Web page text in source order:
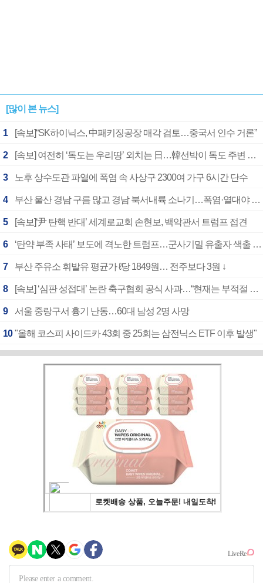
[많이 본 뉴스]
1 [속보]“SK하이닉스, 中패키징공장 매각 검토…중국서 인수 거론”
2 [속보] 여전히 ‘독도는 우리땅’ 외치는 日…韓선박이 독도 주변 해양조사 활동하자 반발
3 노후 상수도관 파열에 폭염 속 사상구 2300여 가구 6시간 단수
4 부산 울산 경남 구름 많고 경남 북서내륙 소나기…폭염·열대야 계속
5 [속보]‘尹 탄핵 반대’ 세계로교회 손현보, 백악관서 트럼프 접견
6 ‘탄약 부족 사태’ 보도에 격노한 트럼프…군사기밀 유출자 색출 지시
7 부산 주유소 휘발유 평균가 ℓ당 1849원… 전주보다 3원 ↓
8 [속보] ‘심판 성접대’ 논란 축구협회 공식 사과…“현재는 부적절 행위 없어”
9 서울 중랑구서 흉기 난동…60대 남성 2명 사망
10 "올해 코스피 사이드카 43회 중 25회는 삼전닉스 ETF 이후 발생"